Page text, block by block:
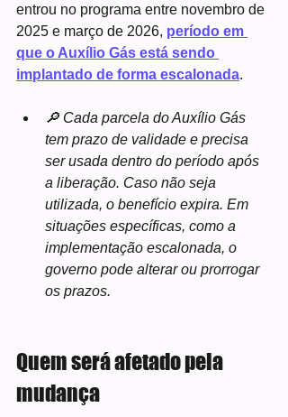
entrou no programa entre novembro de
2025 e março de 2026, período em
que o Auxílio Gás está sendo
implantado de forma escalonada.
🔎 Cada parcela do Auxílio Gás
tem prazo de validade e precisa
ser usada dentro do período após
a liberação. Caso não seja
utilizada, o benefício expira. Em
situações específicas, como a
implementação escalonada, o
governo pode alterar ou prorrogar
os prazos.
Quem será afetado pela
mudança